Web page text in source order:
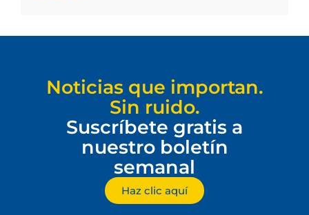
Noticias que importan.
Sin ruido.
Suscríbete gratis a
nuestro boletín
semanal
Haz clic aquí